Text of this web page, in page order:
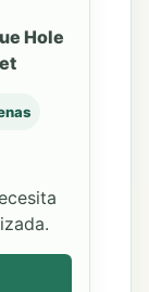
Hole